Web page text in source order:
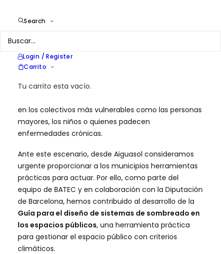
Search
Login / Register
Carrito
Tu carrito esta vacío.
el Servicio Meteorológico de Cataluña,
temperatura antes de 2030
compromisos climáticos globales. Además, las
consecuencias se agravan por el efecto isla de calor
verdes y áreas pavimentadas. Esto tiene un impacto
en los colectivos más vulnerables como las personas
mayores, los niños o quienes padecen
enfermedades crónicas.
Ante este escenario, desde Aiguasol consideramos
urgente proporcionar a los municipios herramientas
prácticas para actuar. Por ello, como parte del
equipo de BATEC y en colaboración con la Diputación
de Barcelona, hemos contribuido al desarrollo de la
Guía para el diseño de sistemas de sombreado en
los espacios públicos, una herramienta práctica
para gestionar el espacio público con criterios
climáticos.